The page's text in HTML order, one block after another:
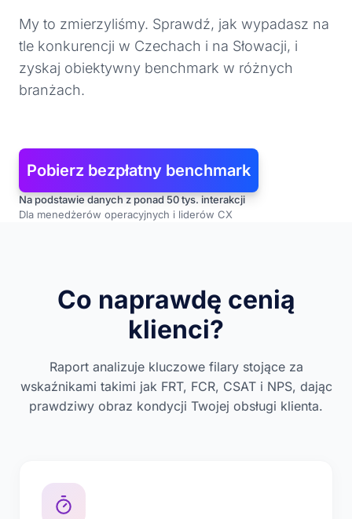
My to zmierzyliśmy. Sprawdź, jak wypadasz na
tle konkurencji w Czechach i na Słowacji, i
zyskaj obiektywny benchmark w różnych
branżach.
Pobierz bezpłatny benchmark
Na podstawie danych z ponad 50 tys. interakcji
Dla menedżerów operacyjnych i liderów CX
Co naprawdę cenią
klienci?
Raport analizuje kluczowe filary stojące za
wskaźnikami takimi jak FRT, FCR, CSAT i NPS, dając
prawdziwy obraz kondycji Twojej obsługi klienta.